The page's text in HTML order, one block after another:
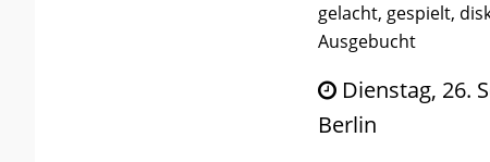
gelacht, gespielt,
Ausgebucht
Dienstag, 26.
Berlin